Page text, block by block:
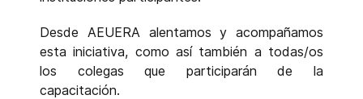
Desde AEUERA alentamos y acompañamos
esta iniciativa, como así también a todas/os
los colegas que participarán de la
capacitación.